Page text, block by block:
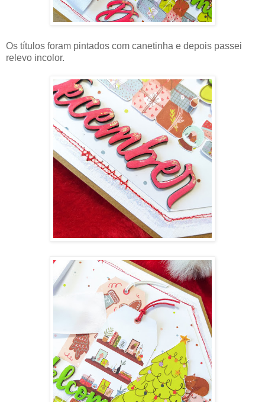
Os títulos foram pintados com canetinha e depois passei
relevo incolor.